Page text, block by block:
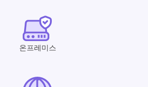
온프레미스